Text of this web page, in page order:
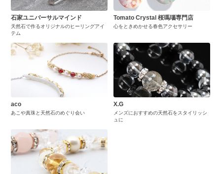
石家ユニバーサルマインド
天然石で作るオリジナルのヒーリングアイ
テム
Tomato Crystal 桜瑪瑙専門店
心をときめかせる春色アクセサリー
aco
あこや真珠と天然石のめぐり会い
X.G
メンズにおすすめの天然石をスタイリッシ
ュに